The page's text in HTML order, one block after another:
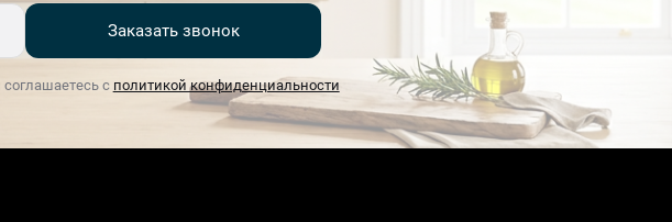
Заказать звонок
с политикой конфиденциальности